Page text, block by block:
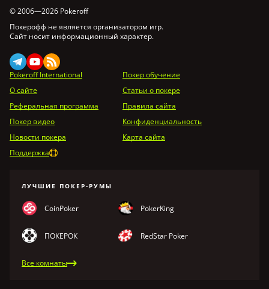
© 2006—2026 Pokeroff
Покерофф не является организатором игр.
Сайт носит информационный характер.
Pokeroff International
Покер обучение
О сайте
Статьи о покере
Реферальная программа
Правила сайта
Покер видео
Конфиденциальность
Новости покера
Карта сайта
Поддержка
ЛУЧШИЕ ПОКЕР-РУМЫ
CoinPoker PokerKing
ПОКЕРОК RedStar Poker
Все комнаты